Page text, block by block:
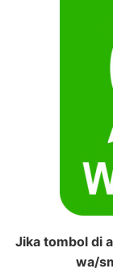
Jika tombol di
wa/